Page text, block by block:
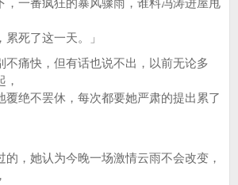
，一番疯狂的暴风骤雨，谁料冯涛进屋甩
死了这一天。」
痛快，但有话也说不出，以前无论多
覆绝不罢休，每次都要她严肃的提出累了
，她认为今晚一场激情云雨不会改变，